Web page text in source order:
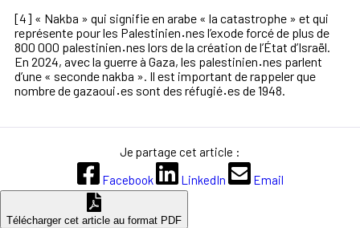
[4] « Nakba » qui signifie en arabe « la catastrophe » et qui
représente pour les Palestinien·nes l’exode forcé de plus de
800 000 palestinien·nes lors de la création de l’État d’Israël.
En 2024, avec la guerre à Gaza, les palestinien·nes parlent
d’une « seconde nakba ». Il est important de rappeler que
nombre de gazaoui·es sont des réfugié·es de 1948.
Je partage cet article :
Facebook
LinkedIn Email
Télécharger cet article au format PDF